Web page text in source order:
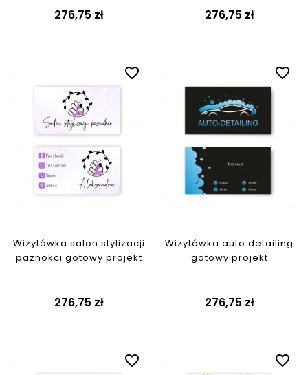
276,75 zł 276,75 zł
favorite_border
Wizytówka salon stylizacji
paznokci gotowy projekt
276,75 zł
favorite_border
Wizytówka auto detailing
gotowy projekt
276,75 zł
favorite_border favorite_border